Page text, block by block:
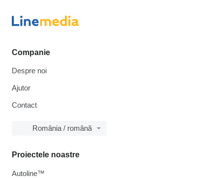
Companie
Despre noi
Ajutor
Contact
România / română
Proiectele noastre
Autoline™